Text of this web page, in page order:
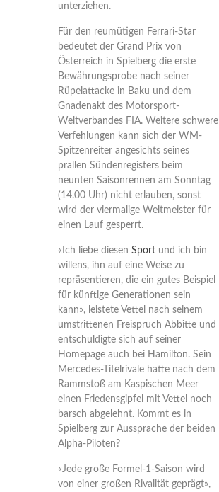
unterziehen.
Für den reumütigen Ferrari-Star
bedeutet der Grand Prix von
Österreich in Spielberg die erste
Bewährungsprobe nach seiner
Rüpelattacke in Baku und dem
Gnadenakt des Motorsport-
Weltverbandes FIA. Weitere schwere
Verfehlungen kann sich der WM-
Spitzenreiter angesichts seines
prallen Sündenregisters beim
neunten Saisonrennen am Sonntag
(14.00 Uhr) nicht erlauben, sonst
wird der viermalige Weltmeister für
einen Lauf gesperrt.
«Ich liebe diesen Sportund ich bin
willens, ihn auf eine Weise zu
repräsentieren, die ein gutes Beispiel
für künftige Generationen sein
kann», leistete Vettel nach seinem
umstrittenen Freispruch Abbitte und
entschuldigte sich auf seiner
Homepage auch bei Hamilton. Sein
Mercedes-Titelrivale hatte nach dem
Rammstoß am Kaspischen Meer
einen Friedensgipfel mit Vettel noch
barsch abgelehnt. Kommt es in
Spielberg zur Aussprache der beiden
Alpha-Piloten?
«Jede große Formel-1-Saison wird
von einer großen Rivalität geprägt»,